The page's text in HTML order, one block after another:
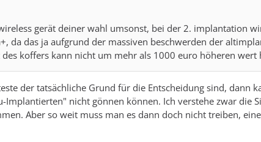
gerät deiner wahl umsonst, bei der 2. implantation
da das ja aufgrund der massiven beschwerden der
koffers kann nicht um mehr als 1000 euro höheren wert
der tatsächliche Grund für die Entscheidung sind, dann
Implantierten" nicht gönnen können. Ich verstehe zwar die
Aber so weit muss man es dann doch nicht treiben,